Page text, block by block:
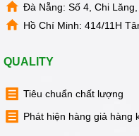
Đà Nẵng: Số 4, Chi
Hồ Chí Minh: 414/11H
QUALITY
Tiêu chuẩn chất lượng
Phát hiện hàng giả hàng